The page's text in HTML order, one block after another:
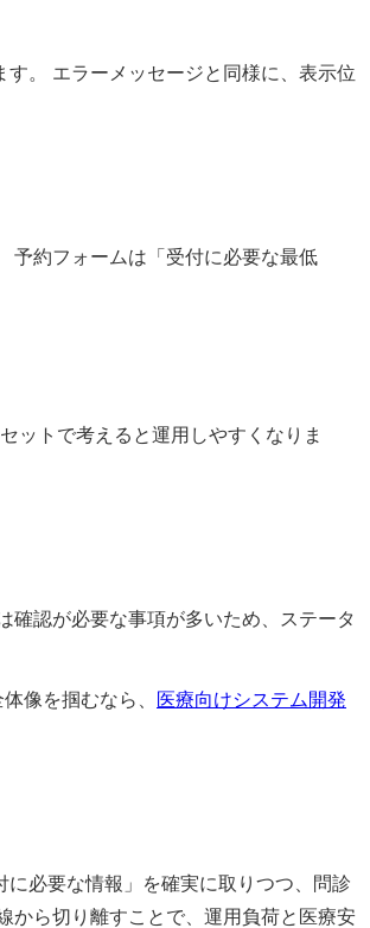
。 エラーメッセージと同様に、表示位
予約フォームは「受付に必要な最低
ットで考えると運用しやすくなりま
確認が必要な事項が多いため、ステータ
像を掴むなら、
医療向けシステム開発
必要な情報」を確実に取りつつ、問診
から切り離すことで、運用負荷と医療安